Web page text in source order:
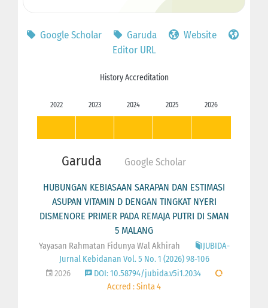
Google Scholar Garuda
Website
Editor URL
History Accreditation
2022 2023 2024 2025 2026
Garuda Google Scholar
HUBUNGAN KEBIASAAN SARAPAN DAN ESTIMASI
ASUPAN VITAMIN D DENGAN TINGKAT NYERI
DISMENORE PRIMER PADA REMAJA PUTRI DI SMAN
5 MALANG
Yayasan Rahmatan Fidunya Wal Akhirah
JUBIDA-
Jurnal Kebidanan Vol. 5 No. 1 (2026) 98-106
2026
DOI: 10.58794/jubida.v5i1.2034
Accred : Sinta 4